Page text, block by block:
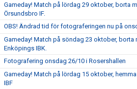
Gameday! Match på lördag 29 oktober, borta
Örsundsbro IF.
OBS! Ändrad tid för fotograferingen nu på
Gameday! Match på söndag 23 oktober, borta
Enköpings IBK.
Fotografering onsdag 26/10 i Rosershallen
Gameday! Match på lördag 15 oktober,
IBF